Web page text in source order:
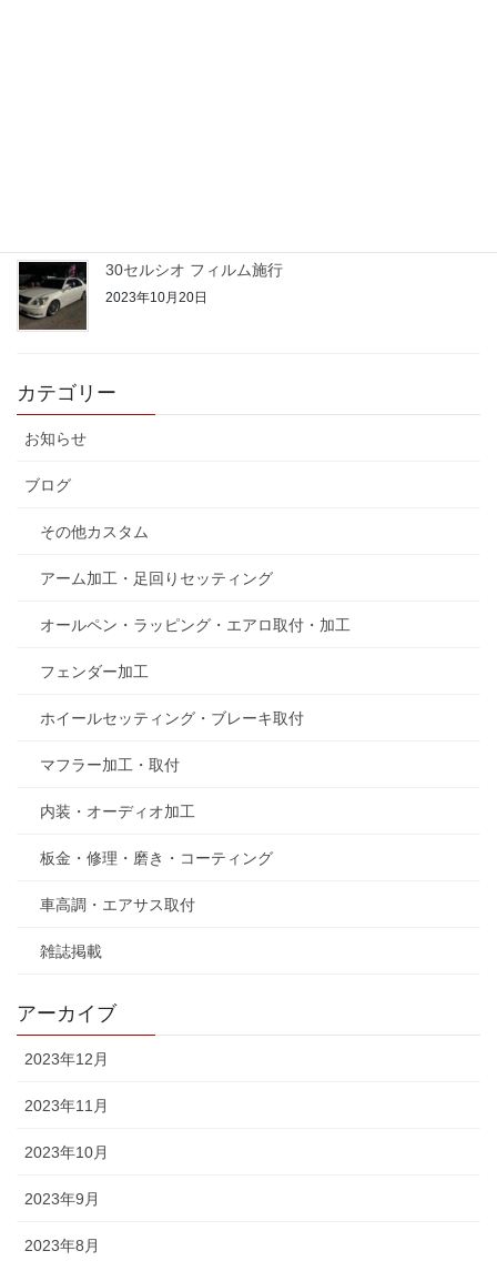
30セルシオ フィルム施行
2023年10月20日
カテゴリー
お知らせ
ブログ
その他カスタム
アーム加工・足回りセッティング
オールペン・ラッピング・エアロ取付・加工
フェンダー加工
ホイールセッティング・ブレーキ取付
マフラー加工・取付
内装・オーディオ加工
板金・修理・磨き・コーティング
車高調・エアサス取付
雑誌掲載
アーカイブ
2023年12月
2023年11月
2023年10月
2023年9月
2023年8月